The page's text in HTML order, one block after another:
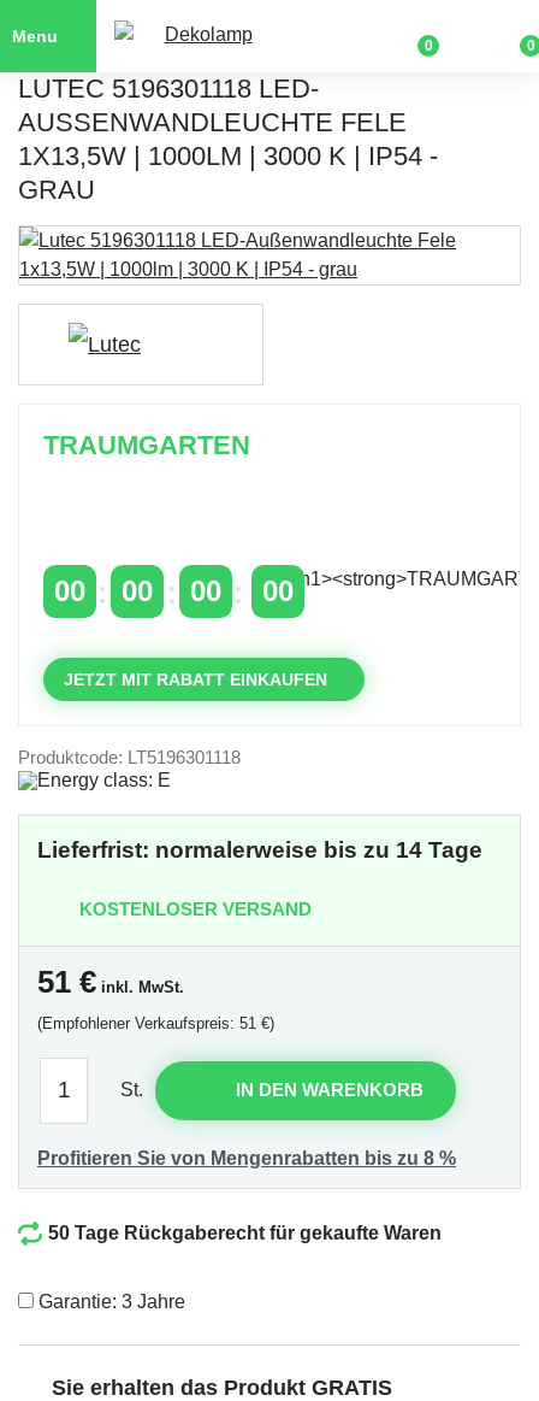
Menu
0 0
LUTEC 5196301118 LED-
AUSSENWANDLEUCHTE FELE 1
X13,5W | 1000LM | 3000 K | IP54 - G
RAU
TRAUMGARTEN
00 00 00 00
JETZT MIT RABATT EINKAUFEN
Produktcode: LT5196301118
Lieferfrist: normalerweise bis zu 14 Tage
KOSTENLOSER VERSAND
51 € inkl. MwSt.
(Empfohlener Verkaufspreis: 51 €)
St. IN DEN WARENKORB
Profitieren Sie von Mengenrabatten bis zu 8 %
50 Tage Rückgaberecht für gekaufte Waren
Garantie: 3 Jahre
Sie erhalten das Produkt GRATIS